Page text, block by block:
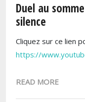
Duel au
silence
Cliquez sur ce lien
https://
READ MORE